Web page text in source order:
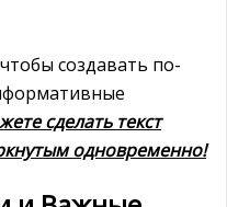
создавать по-
сделать текст
одновременно!